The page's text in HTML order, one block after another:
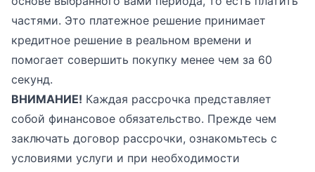
частями. Это платежное решение принимает
кредитное решение в реальном времени и
помогает совершить покупку менее чем за 60
секунд.
ВНИМАНИЕ! Каждая рассрочка представляет
собой финансовое обязательство. Прежде чем
заключать договор рассрочки, ознакомьтесь с
условиями услуги и при необходимости